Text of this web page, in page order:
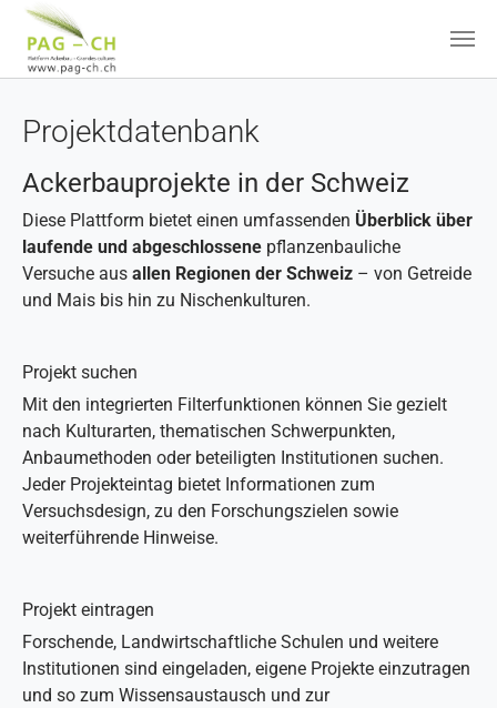
Projektdatenbank
Ackerbauprojekte in der Schweiz
Diese Plattform bietet einen umfassenden Überblick über
laufende und abgeschlossene pflanzenbauliche
Versuche aus allen Regionen der Schweiz – von Getreide
und Mais bis hin zu Nischenkulturen.
Projekt suchen
Mit den integrierten Filterfunktionen können Sie gezielt
nach Kulturarten, thematischen Schwerpunkten,
Anbaumethoden oder beteiligten Institutionen suchen.
Jeder Projekteintag bietet Informationen zum
Versuchsdesign, zu den Forschungszielen sowie
weiterführende Hinweise.
Projekt eintragen
Forschende, Landwirtschaftliche Schulen und weitere
Institutionen sind eingeladen, eigene Projekte einzutragen
und so zum Wissensaustausch und zur